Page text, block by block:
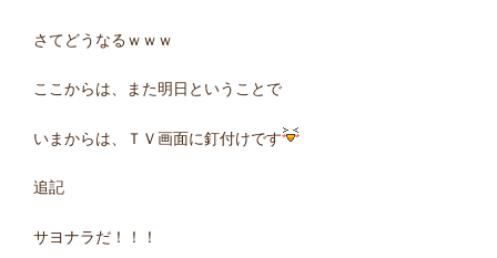
さてどうなるｗｗｗ
ここからは、また明日ということで
いまからは、ＴＶ画面に釘付けです
追記
サヨナラだ！！！